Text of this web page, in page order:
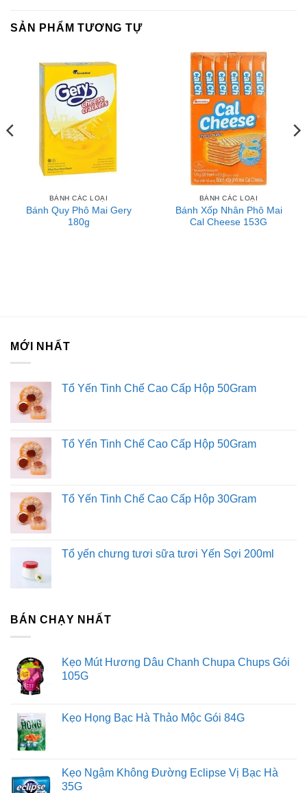
Liên hệ với Sài Gòn O2O
Hệ thống của chúng tôi
Kim Sài Gòn phân phối băng keo
Fortadeck ván sàn
Tư vấn đầu tư chứng khoán
Dịch Vụ Đăng Ký Kinh Doanh
SẢN PHẨM TƯƠNG TỰ
BÁNH CÁC LOẠI
Bánh Quy Phô Mai Gery
180g
BÁNH CÁC LOẠI
Bánh Xốp Nhân Phô Mai
Cal Cheese 153G
MỚI NHẤT
Tổ Yến Tinh Chế Cao Cấp Hộp 50Gram
Tổ Yến Tinh Chế Cao Cấp Hộp 50Gram
Tổ Yến Tinh Chế Cao Cấp Hộp 30Gram
Tổ yến chưng tươi sữa tươi Yến Sợi 200ml
BÁN CHẠY NHẤT
Kẹo Mút Hương Dâu Chanh Chupa Chups Gói
105G
Kẹo Họng Bạc Hà Thảo Mộc Gói 84G
Kẹo Ngậm Không Đường Eclipse Vị Bạc Hà
35G